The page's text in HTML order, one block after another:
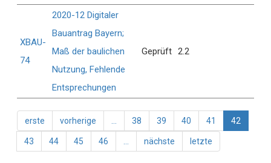
XBAU-
74
2020-12 Digitaler
Bauantrag Bayern;
Maß der baulichen
Nutzung, Fehlende
Entsprechungen
Geprüft 2.2
Seitennummerierung
Erste
Seite
erste
Vorherige
Seite
vorherige Seite
38 Seite
39 Seite
40 Seite
41
Aktuelle
Seite
42
Seite
43 Seite
44 Seite
45 Seite
46
Nächste
Seite
nächste
Letzte
Seite
letzte